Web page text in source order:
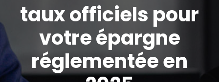
taux officiels pour
votre épargne
réglementée en